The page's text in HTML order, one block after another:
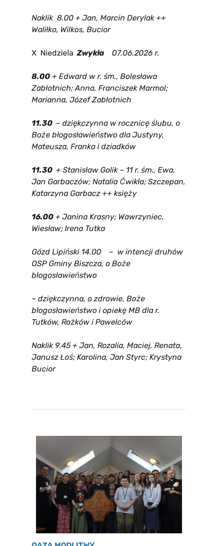
Naklik 8.00 + Jan, Marcin Derylak ++
Waliłko, Wilkos, Bucior
X Niedziela Zwykła 07.06.2026 r.
8.00 + Edward w r. śm., Bolesława
Zabłotnich; Anna, Franciszek Marmol;
Marianna, Józef Zabłotnich
11.30 – dziękczynna w rocznicę ślubu, o
Boże błogosławieństwo dla Justyny,
Mateusza, Franka i dziadków
11.30 + Stanisław Golik – 11 r. śm., Ewa,
Jan Garbaczów; Natalia Ćwikła; Szczepan,
Katarzyna Garbacz ++ księży
16.00 + Janina Krasny; Wawrzyniec,
Wiesław; Irena Tutka
Gózd Lipiński 14.00 – w intencji druhów
OSP Gminy Biszcza, o Boże
błogosławieństwo
– dziękczynna, o zdrowie, Boże
błogosławieństwo i opiekę MB dla r.
Tutków, Rożków i Pawelców
Naklik 9.45 + Jan, Rozalia, Maciej, Renata,
Janusz Łoś; Karolina, Jan Styrc; Krystyna
Bucior